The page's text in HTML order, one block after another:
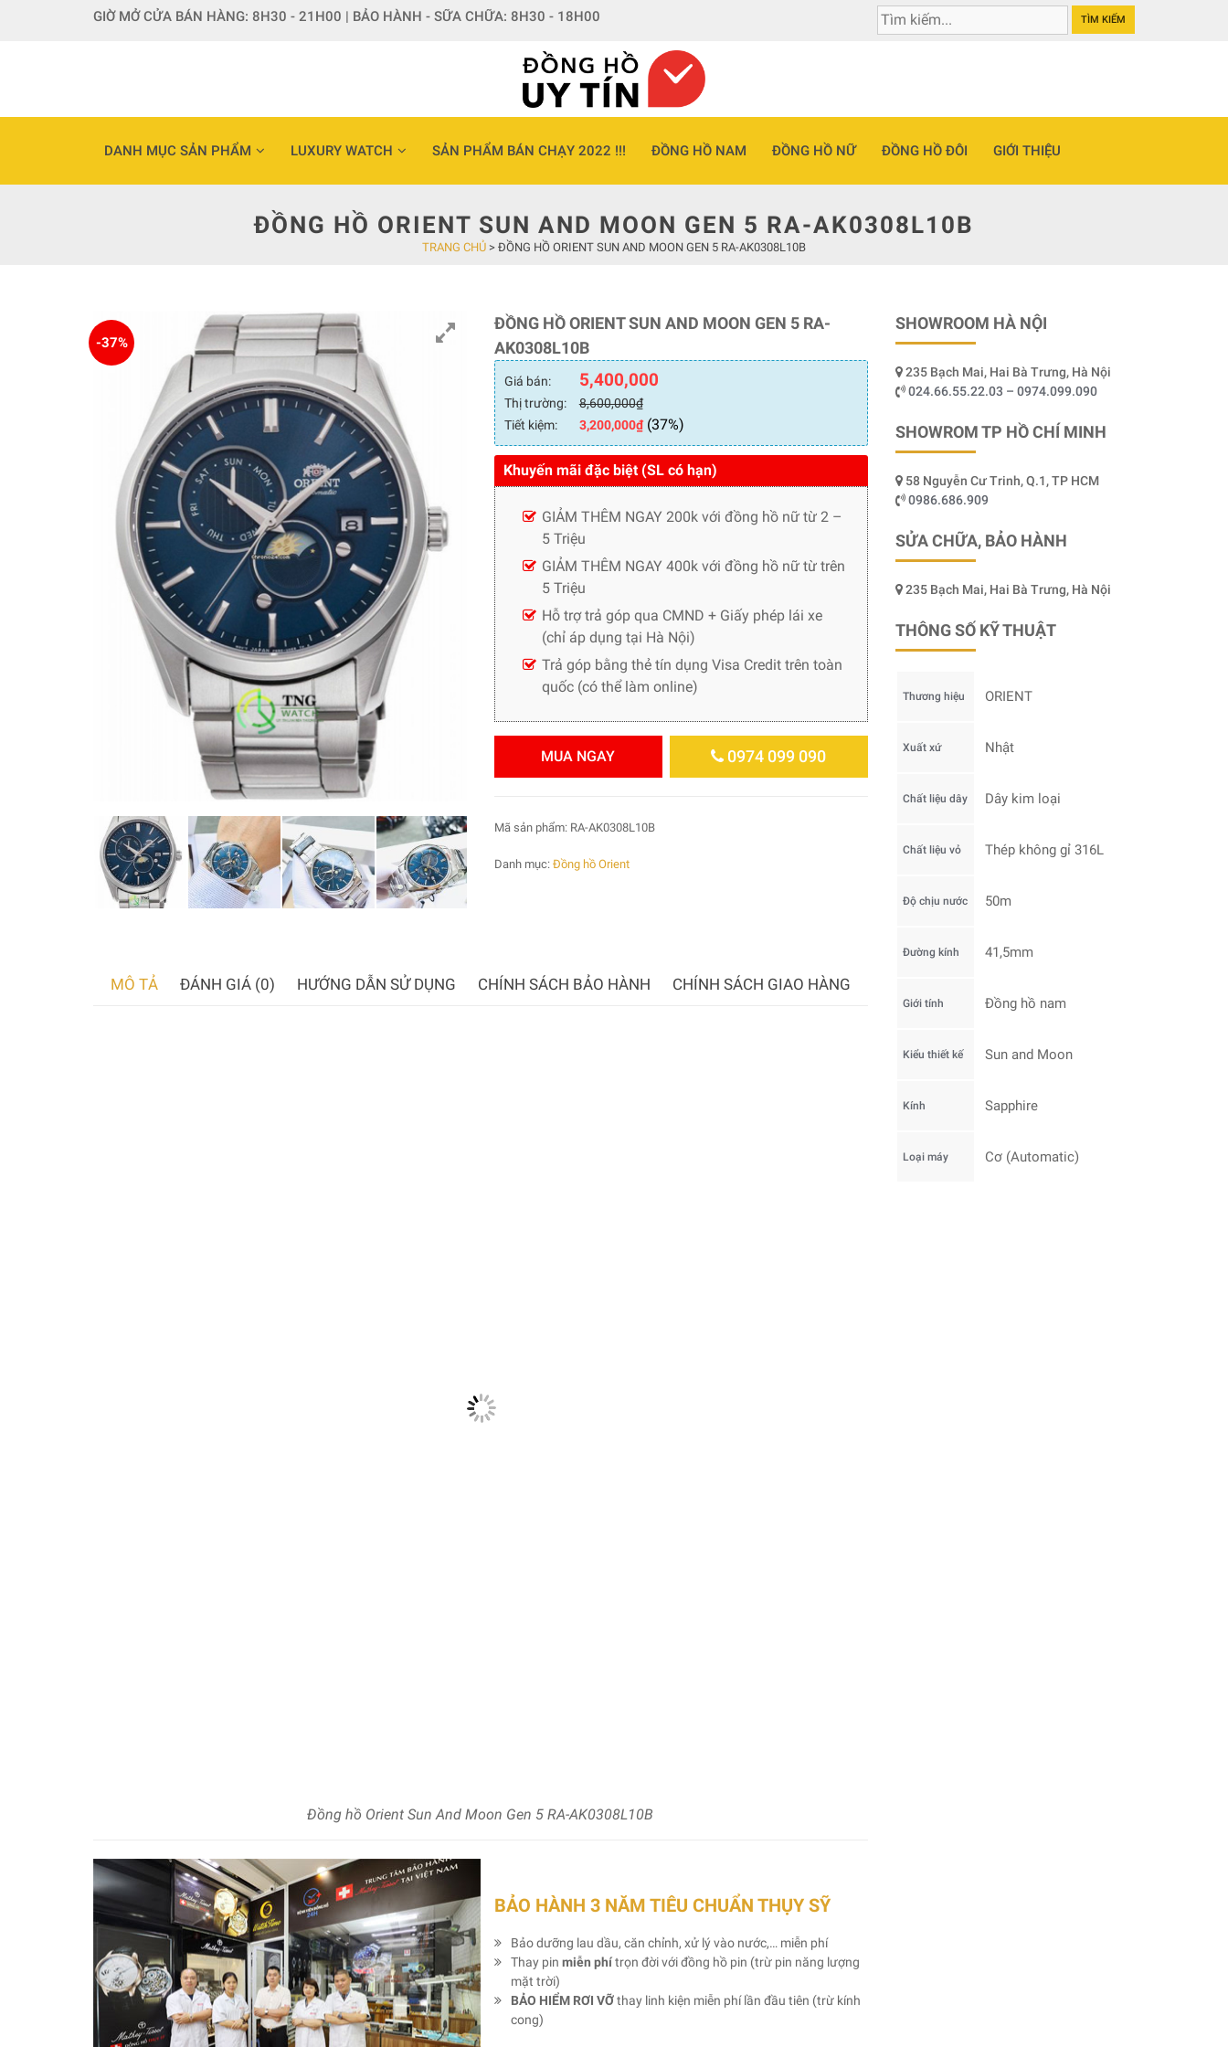
GIỜ MỞ CỬA BÁN HÀNG: 8H30 - 21H00 | BẢO HÀNH - SỮA CHỮA: 8H30 - 18H00 TÌM KIẾM
DANH MỤC SẢN PHẨM LUXURY WATCH SẢN PHẨM BÁN CHẠY 2022 !!! ĐỒNG HỒ NAM ĐỒNG HỒ NỮ ĐỒNG HỒ ĐÔI GIỚI THIỆU
ĐỒNG HỒ ORIENT SUN AND MOON GEN 5 RA-AK0308L10B
TRANG CHỦ > ĐỒNG HỒ ORIENT SUN AND MOON GEN 5 RA-AK0308L10B
-37%
ĐỒNG HỒ ORIENT SUN AND MOON GEN 5 RA-
AK0308L10B
Giá bán: 5,400,000
Thị trường: 8,600,000₫
Tiết kiệm:
3,200,000₫(37%)
Khuyến mãi đặc biệt (SL có hạn)
GIẢM THÊM NGAY 200k với đồng hồ nữ từ 2 –
5 Triệu
GIẢM THÊM NGAY 400k với đồng hồ nữ từ trên
5 Triệu
Hỗ trợ trả góp qua CMND + Giấy phép lái xe
(chỉ áp dụng tại Hà Nội)
Trả góp bằng thẻ tín dụng Visa Credit trên toàn
quốc (có thể làm online)
MUA NGAY 0974 099 090
Mã sản phẩm: RA-AK0308L10B
Danh mục: Đồng hồ Orient
MÔ TẢ ĐÁNH GIÁ (0) HƯỚNG DẪN SỬ DỤNG CHÍNH SÁCH BẢO HÀNH CHÍNH SÁCH GIAO HÀNG
Đồng hồ Orient Sun And Moon Gen 5 RA-AK0308L10B
BẢO HÀNH 3 NĂM TIÊU CHUẨN THỤY SỸ
Bảo dưỡng lau dầu, căn chỉnh, xử lý vào nước,… miễn phí
Thay pin miễn phítrọn đời với đồng hồ pin (trừ pin năng lượng
mặt trời)
BẢO HIỂM RƠI VỠthay linh kiện miễn phí lần đầu tiên (trừ kính
cong)
SHOWROOM HÀ NỘI
235 Bạch Mai, Hai Bà Trưng, Hà Nội
024.66.55.22.03 – 0974.099.090
SHOWROM TP HỒ CHÍ MINH
58 Nguyễn Cư Trinh, Q.1, TP HCM
0986.686.909
SỬA CHỮA, BẢO HÀNH
235 Bạch Mai, Hai Bà Trưng, Hà Nội
THÔNG SỐ KỸ THUẬT
Thương hiệu ORIENT
Xuất xứ Nhật
Chất liệu dây Dây kim loại
Chất liệu vỏ Thép không gỉ 316L
Độ chịu nước 50m
Đường kính 41,5mm
Giới tính Đồng hồ nam
Kiểu thiết kế Sun and Moon
Kính Sapphire
Loại máy Cơ (Automatic)